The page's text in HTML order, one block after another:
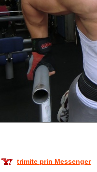
trimite prin Messenger